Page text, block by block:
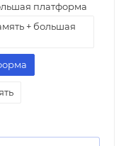
платформа
+ большая